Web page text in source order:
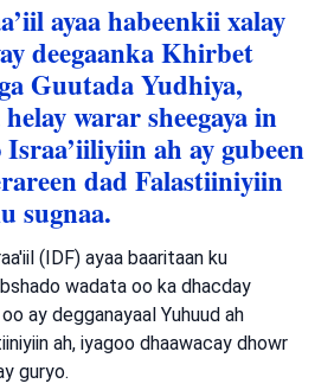
ayaa habeenkii xalay
deegaanka Khirbet
Guutada Yudhiya,
warar sheegaya in
ah ay gubeen
dad Falastiiniyiin
sugnaa.
(IDF) ayaa baaritaan ku
wadata oo ka dhacday
ay degganayaal Yuhuud ah
ah, iyagoo dhaawacay dhowr
guryo.